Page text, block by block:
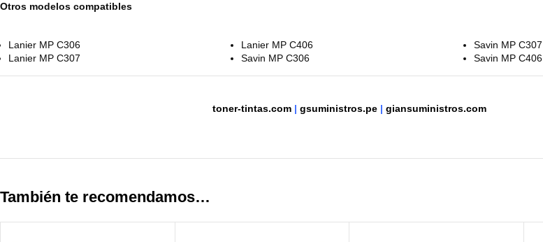
Otros modelos compatibles
Lanier MP C306
Lanier MP C307
Lanier MP C406
Savin MP C306
Savin MP C307
Savin MP C406
toner-tintas.com |gsuministros.pe |giansuministros.com
También te recomendamos…